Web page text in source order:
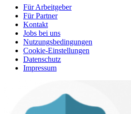
Für Arbeitgeber
Für Partner
Kontakt
Jobs bei uns
Nutzungsbedingungen
Cookie-Einstellungen
Datenschutz
Impressum